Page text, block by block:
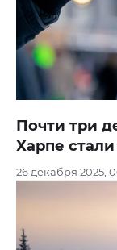
Почти три
Харпе
26 декабря 2025,